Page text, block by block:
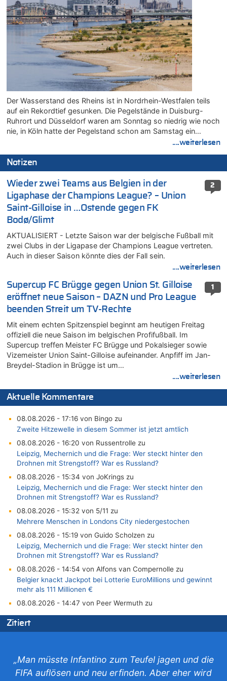
Der Wasserstand des Rheins ist in Nordrhein-Westfalen teils
auf ein Rekordtief gesunken. Die Pegelstände in Duisburg-
Ruhrort und Düsseldorf waren am Sonntag so niedrig wie noch
nie, in Köln hatte der Pegelstand schon am Samstag ein…
....weiterlesen
Notizen
2
Wieder zwei Teams aus Belgien in der
Ligaphase der Champions League? – Union
Saint-Gilloise in …Ostende gegen FK
Bodø/Glimt
AKTUALISIERT - Letzte Saison war der belgische Fußball mit
zwei Clubs in der Ligapase der Champions League vertreten.
Auch in dieser Saison könnte dies der Fall sein.
....weiterlesen
1
Supercup FC Brügge gegen Union St. Gilloise
eröffnet neue Saison – DAZN und Pro League
beenden Streit um TV-Rechte
Mit einem echten Spitzenspiel beginnt am heutigen Freitag
offiziell die neue Saison im belgischen Profifußball. Im
Supercup treffen Meister FC Brügge und Pokalsieger sowie
Vizemeister Union Saint-Gilloise aufeinander. Anpfiff im Jan-
Breydel-Stadion in Brügge ist um…
....weiterlesen
Aktuelle Kommentare
08.08.2026 - 17:16 von Bingo zu
Zweite Hitzewelle in diesem Sommer ist jetzt amtlich
08.08.2026 - 16:20 von Russentrolle zu
Leipzig, Mechernich und die Frage: Wer steckt hinter den
Drohnen mit Strengstoff? War es Russland?
08.08.2026 - 15:34 von JoKrings zu
Leipzig, Mechernich und die Frage: Wer steckt hinter den
Drohnen mit Strengstoff? War es Russland?
08.08.2026 - 15:32 von 5/11 zu
Mehrere Menschen in Londons City niedergestochen
08.08.2026 - 15:19 von Guido Scholzen zu
Leipzig, Mechernich und die Frage: Wer steckt hinter den
Drohnen mit Strengstoff? War es Russland?
08.08.2026 - 14:54 von Alfons van Compernolle zu
Belgier knackt Jackpot bei Lotterie EuroMillions und gewinnt
mehr als 111 Millionen €
08.08.2026 - 14:47 von Peer Wermuth zu
Leipzig, Mechernich und die Frage: Wer steckt hinter den
Drohnen mit Strengstoff? War es Russland?
Tempolimit in 30er-Zonen – Untersuchung von Vias
08.08.2026 - 13:23 von Hugo Egon Bernhard von Sinnen zu
Zitiert
„Man müsste Infantino zum Teufel jagen und die
FIFA auflösen und neu erfinden. Aber eher wird